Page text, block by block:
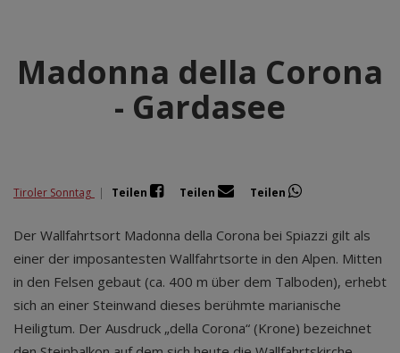
Madonna della Corona
- Gardasee
Tiroler Sonntag | Teilen Teilen Teilen
Der Wallfahrtsort Madonna della Corona bei Spiazzi gilt als
einer der imposantesten Wallfahrtsorte in den Alpen. Mitten
in den Felsen gebaut (ca. 400 m über dem Talboden), erhebt
sich an einer Steinwand dieses berühmte marianische
Heiligtum. Der Ausdruck „della Corona“ (Krone) bezeichnet